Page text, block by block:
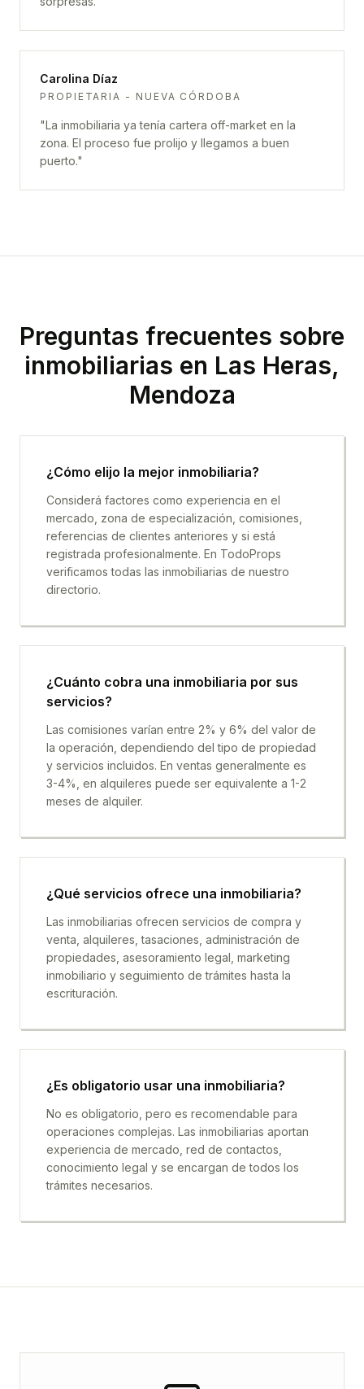
Carolina Díaz
PROPIETARIA - NUEVA CÓRDOBA
"La inmobiliaria ya tenía cartera off-market en la
zona. El proceso fue prolijo y llegamos a buen
puerto."
Preguntas frecuentes sobre
inmobiliarias en Las Heras,
Mendoza
¿Cómo elijo la mejor inmobiliaria?
Considerá factores como experiencia en el
mercado, zona de especialización, comisiones,
referencias de clientes anteriores y si está
registrada profesionalmente. En TodoProps
verificamos todas las inmobiliarias de nuestro
directorio.
¿Cuánto cobra una inmobiliaria por sus
servicios?
Las comisiones varían entre 2% y 6% del valor de
la operación, dependiendo del tipo de propiedad
y servicios incluidos. En ventas generalmente es
3-4%, en alquileres puede ser equivalente a 1-2
meses de alquiler.
¿Qué servicios ofrece una inmobiliaria?
Las inmobiliarias ofrecen servicios de compra y
venta, alquileres, tasaciones, administración de
propiedades, asesoramiento legal, marketing
inmobiliario y seguimiento de trámites hasta la
escrituración.
¿Es obligatorio usar una inmobiliaria?
No es obligatorio, pero es recomendable para
operaciones complejas. Las inmobiliarias aportan
experiencia de mercado, red de contactos,
conocimiento legal y se encargan de todos los
trámites necesarios.